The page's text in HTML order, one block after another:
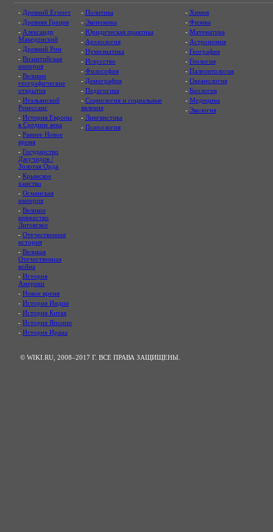
- Древний Египет
- Древняя Греция
- Александр
Македонский
- Древний Рим
- Византийская
империя
- Великие
географические
открытия
- Итальянский
Ренессанс
- История Европы
в Средние века
- Раннее Новое
время
- Государство
Джучидов /
Золотая Орда
- Крымское
ханство
- Османская
империя
- Великое
княжество
Литовское
- Отечественная
история
- Великая
Отечественная
война
- История
Америки
- Новое время
- История Индии
- История Китая
- История Японии
- История Ирана
- Политика
- Экономика
- Юридическая практика
- Археология
- Нумизматика
- Искусство
- Философия
- Демография
- Педагогика
- Социология и социальные
явления
- Лингвистика
- Психология
- Химия
- Физика
- Математика
- Астрономия
- География
- Геология
- Палеонтология
- Океанология
- Биология
- Медицина
- Экология
© WIKI.RU, 2008–2017 Г. ВСЕ ПРАВА ЗАЩИЩЕНЫ.